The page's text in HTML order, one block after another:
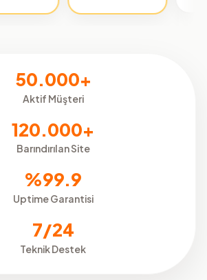
50.000+
Aktif Müşteri
120.000+
Barındırılan Site
%99.9
Uptime Garantisi
7/24
Teknik Destek